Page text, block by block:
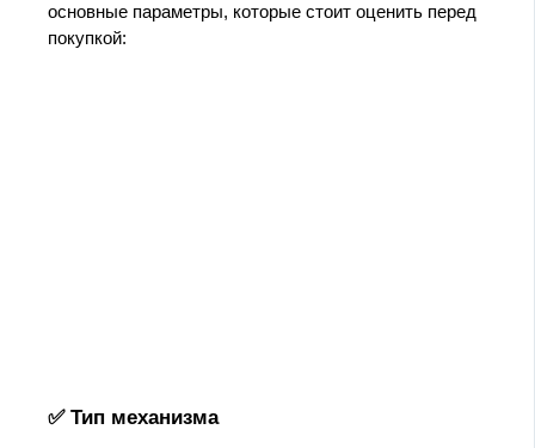
основные параметры, которые стоит оценить перед
покупкой:
✅ Тип механизма